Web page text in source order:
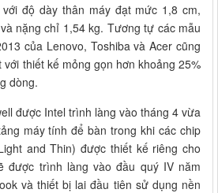
độ dày thân máy đạt mức 1,8 cm,
nặng chỉ 1,54 kg. Tương tự các mẫu
của Lenovo, Toshiba và Acer cũng
thiết kế mỏng gọn hơn khoảng 25%
dòng.
được Intel trình làng vào tháng 4 vừa
máy tính để bàn trong khi các chip
and Thin) được thiết kế riêng cho
được trình làng vào đầu quý IV năm
và thiết bị lai đầu tiên sử dụng nền